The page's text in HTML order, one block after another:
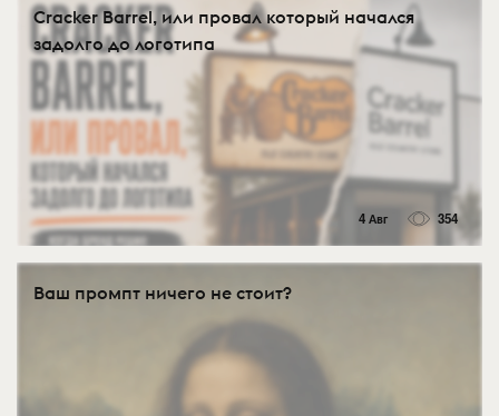
Cracker Barrel, или провал который начался
задолго до логотипа
4 Авг 354
Ваш промпт ничего не стоит?